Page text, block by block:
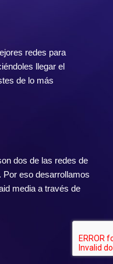
redes para
llegar el
de lo más
dos de las redes de
eso desarrollamos
media a través de